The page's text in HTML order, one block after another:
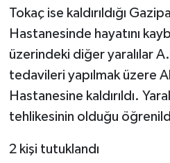
Tokaç ise kaldırıldığı
Hastanesinde hayatını
üzerindeki diğer yaralılar
tedavileri yapılmak üzere
Hastanesine kaldırıldı.
tehlikesinin olduğu
2 kişi tutuklandı